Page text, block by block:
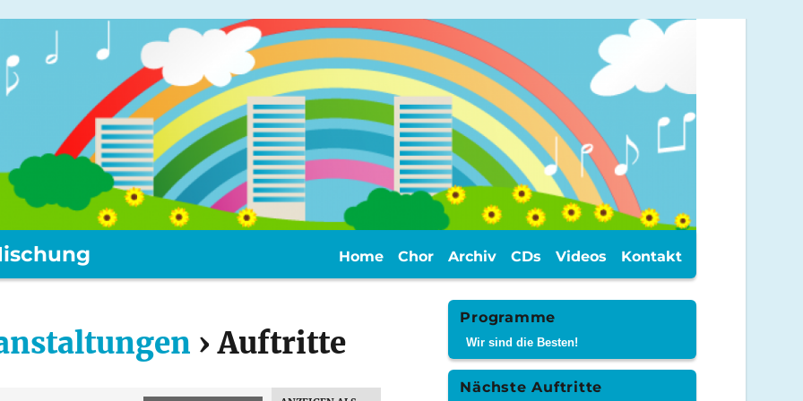
Home Chor Archiv CDs Videos Kontakt
› Auftritte
Programme
Wir sind die Besten!
Nächste Auftritte